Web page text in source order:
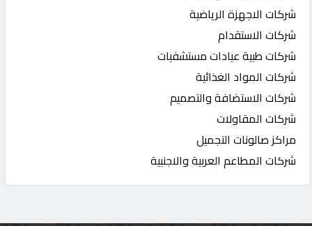
شركات الاجهزة الرياضية
شركات الاستقدام
شركات طبية عيادات مستشفيات
شركات المواد الغذائية
شركات الاستضافة والتصميم
شركات المقاولات
مراكز صالونات التجميل
شركات المطاعم العربية والاجنبية